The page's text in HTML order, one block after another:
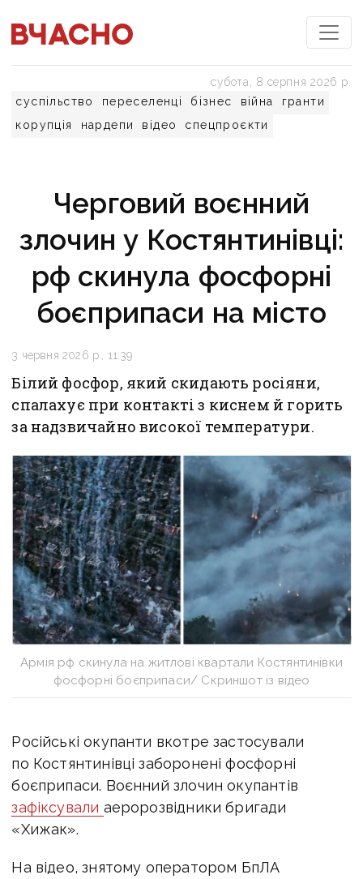
суспільство переселенці бізнес війна
гранти
корупція
нардепи відео спецпроєкти
субота, 8 серпня 2026 р.
Черговий воєнний
злочин у Костянтинівці:
рф скинула фосфорні
боєприпаси на місто
3 червня 2026 р., 11:39
Білий фосфор, який скидають росіяни,
спалахує при контакті з киснем й горить
за надзвичайно високої температури.
Армія рф скинула на житлові квартали Костянтинівки
фосфорні боєприпаси/ Скриншот із відео
Російські окупанти вкотре застосували
по Костянтинівці заборонені фосфорні
боєприпаси. Воєнний злочин окупантів
зафіксували аеророзвідники бригади
«Хижак».
На відео, знятому оператором БпЛА